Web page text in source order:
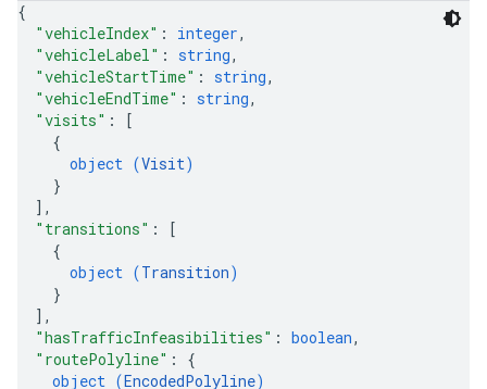
{
"vehicleIndex" : integer,
"vehicleLabel" : string,
"vehicleStartTime" : string,
"vehicleEndTime" : string,
"visits" :
[
{
object (Visit)
}
] ,
"transitions" :
[
{
object (Transition)
}
] ,
"hasTrafficInfeasibilities" : boolean,
"routePolyline" : {
object (EncodedPolyline)